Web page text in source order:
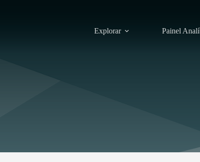
Explorar Painel